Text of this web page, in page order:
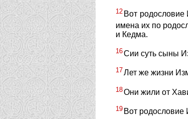
12 Вот
имена их по
и Кедма.
16Сии суть сыны
17Лет же жизни
18Они жили от
19 Вот